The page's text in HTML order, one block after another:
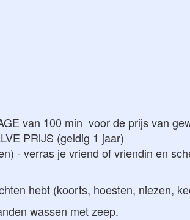
van 100 min voor de prijs van
PRIJS (geldig 1 jaar)
- verras je vriend of vriendin en
hebt (koorts, hoesten, niezen,
wassen met zeep.